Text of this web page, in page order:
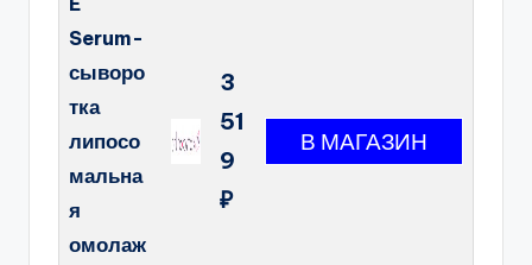
Serum-
сыворо
тка
липосо
мальна
я
омолаж
3
51
9
₽